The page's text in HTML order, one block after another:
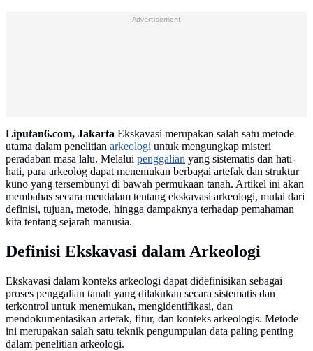
Liputan6.com, Jakarta Ekskavasi merupakan salah satu metode
utama dalam penelitian arkeologi untuk mengungkap misteri
peradaban masa lalu. Melalui penggalian yang sistematis dan hati-
hati, para arkeolog dapat menemukan berbagai artefak dan struktur
kuno yang tersembunyi di bawah permukaan tanah. Artikel ini akan
membahas secara mendalam tentang ekskavasi arkeologi, mulai dari
definisi, tujuan, metode, hingga dampaknya terhadap pemahaman
kita tentang sejarah manusia.
Definisi Ekskavasi dalam Arkeologi
Ekskavasi dalam konteks arkeologi dapat didefinisikan sebagai
proses penggalian tanah yang dilakukan secara sistematis dan
terkontrol untuk menemukan, mengidentifikasi, dan
mendokumentasikan artefak, fitur, dan konteks arkeologis. Metode
ini merupakan salah satu teknik pengumpulan data paling penting
dalam penelitian arkeologi.